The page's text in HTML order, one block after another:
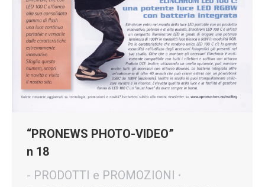
“PRONEWS PHOTO-VIDEO”
n 18
- PRODOTTI e PROMOZIONI